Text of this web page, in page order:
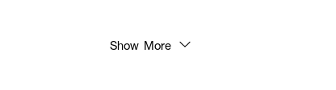
า ๆ ให้ทั่วผิวหน้า สามารถล้างทำความสะอาดได้ตามปกติเมื่อใช้งานไปหลายครั้ง
Show More